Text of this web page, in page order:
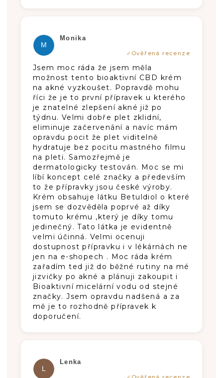
M
Monika
Hodnotenie produktu je 10 z 5
Jsem moc ráda že jsem měla
možnost tento bioaktivní CBD krém
na akné vyzkoušet. Popravdě mohu
říci že je to první přípravek u kterého
je znatelné zlepšení akné již po
týdnu. Velmi dobře plet zklidní,
eliminuje začervenání a navíc mám
opravdu pocit že plet viditelně
hydratuje bez pocitu mastného filmu
na pleti. Samozřejmě je
dermatologicky testován. Moc se mi
líbí koncept celé značky a především
to že přípravky jsou české výroby.
Krém obsahuje látku Betuldiol o které
jsem se dozvěděla poprvé až díky
tomuto krému ,který je díky tomu
jedinečný. Tato látka je evidentně
velmi účinná. Velmi ocenuji
dostupnost přípravku i v lékárnách ne
jen na e-shopech . Moc ráda krém
zařadím ted již do běžné rutiny na mé
jizvičky po akné a plánuji zakoupit i
Bioaktivní micelární vodu od stejné
značky. Jsem opravdu nadšená a za
mě je to rozhodně přípravek k
doporučení.
L
Lenka
Hodnotenie produktu je 5 z 5